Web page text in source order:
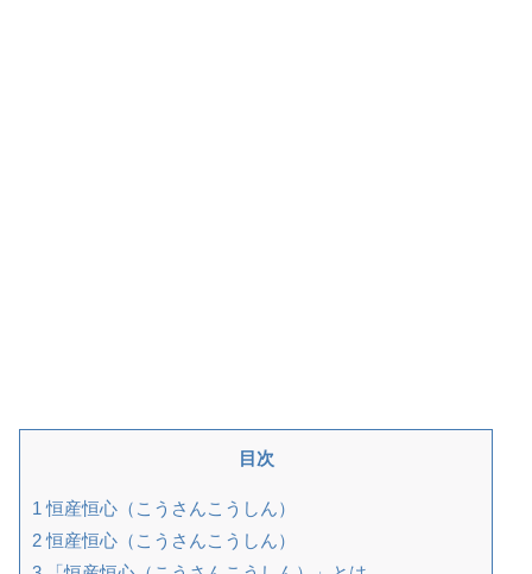
目次
1 恒産恒心（こうさんこうしん）
2恒産恒心（こうさんこうしん）